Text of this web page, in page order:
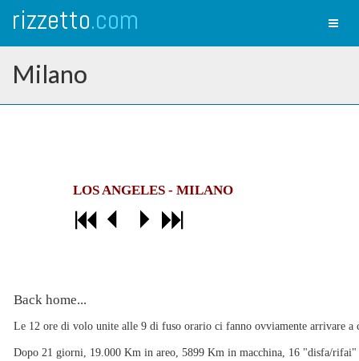
rizzetto.com
Milano
LOS ANGELES - MILANO
Back home...
Le 12 ore di volo unite alle 9 di fuso orario ci fanno ovviamente arrivare a
Dopo 21 giorni, 19.000 Km in areo, 5899 Km in macchina, 16 "disfa/